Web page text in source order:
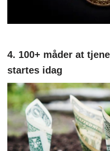
4. 100+ måder at
startes idag